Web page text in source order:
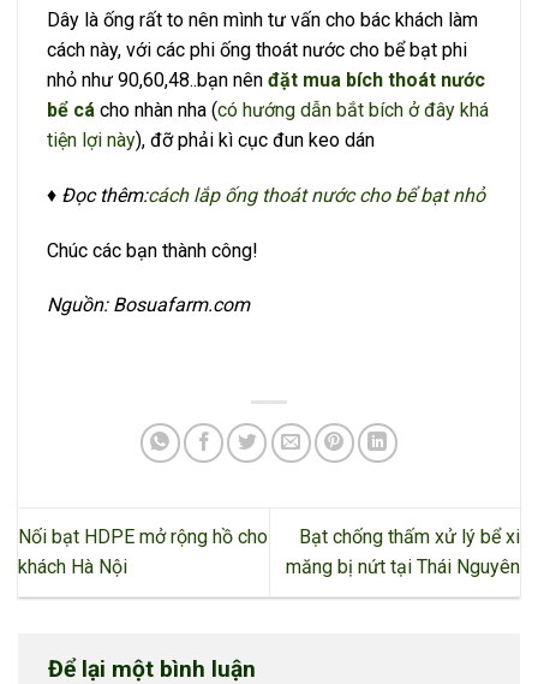
Dây là ống rất to nên mình tư vấn cho bác khách làm
cách này, với các phi ống thoát nước cho bể bạt phi
nhỏ như 90,60,48..bạn nên đặt mua bích thoát nước
bể cá cho nhàn nha (có hướng dẫn bắt bích ở đây khá
tiện lợi này), đỡ phải kì cục đun keo dán
♦ Đọc thêm:cách lắp ống thoát nước cho bể bạt nhỏ
Chúc các bạn thành công!
Nguồn: Bosuafarm.com
Nối bạt HDPE mở rộng hồ cho
khách Hà Nội
Bạt chống thấm xử lý bể xi
măng bị nứt tại Thái Nguyên
Để lại một bình luận